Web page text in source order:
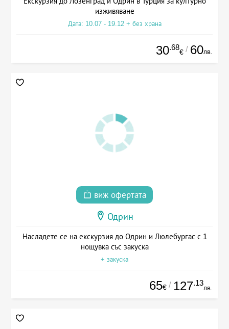
изживяване
Дата: 10.07 - 19.12 + без храна
30.68
€ / 60лв.
виж офертата
Одрин
Насладете се на екскурзия до Одрин и Люлебургас с 1
нощувка със закуска
+ закуска
65€ / 127.13
лв.